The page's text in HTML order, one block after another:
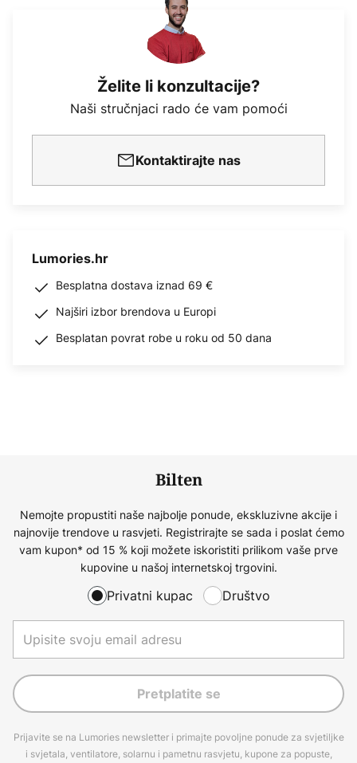
Želite li konzultacije?
Naši stručnjaci rado će vam pomoći
Kontaktirajte nas
Lumories.hr
Besplatna dostava iznad 69 €
Najširi izbor brendova u Europi
Besplatan povrat robe u roku od 50 dana
Bilten
Nemojte propustiti naše najbolje ponude, ekskluzivne akcije i
najnovije trendove u rasvjeti. Registrirajte se sada i poslat ćemo
vam kupon* od 15 % koji možete iskoristiti prilikom vaše prve
kupovine u našoj internetskoj trgovini.
Privatni kupac Društvo
Pretplatite se
Prijavite se na Lumories newsletter i primajte povoljne ponude za svjetiljke
i svjetala, ventilatore, solarnu i pametnu rasvjetu, kupone za popuste,